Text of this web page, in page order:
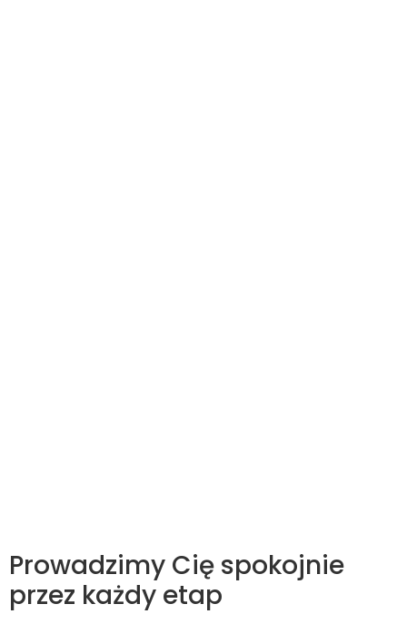
Prowadzimy Cię spokojnie
przez każdy etap